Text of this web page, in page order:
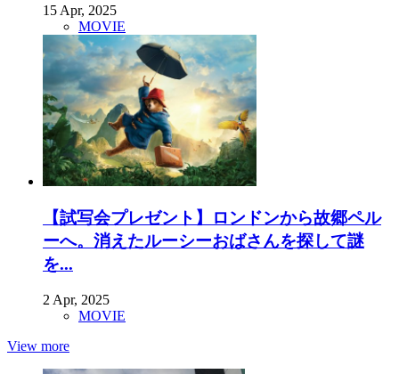
15 Apr, 2025
MOVIE
【試写会プレゼント】ロンドンから故郷ペル
ーへ。消えたルーシーおばさんを探して謎
を...
2 Apr, 2025
MOVIE
View more